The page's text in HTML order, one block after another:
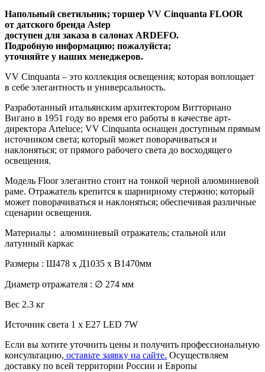
Напольный светильник; торшер VV Cinquanta FLOOR
от датского бренда Astep
доступен для заказа в салонах ARDEFO.
Подробную информацию; пожалуйста;
уточняйте у наших менеджеров.
VV Cinquanta – это коллекция освещения; которая воплощает
в себе элегантность и универсальность.
Разработанный итальянским архитектором Витториано
Вигано в 1951 году во время его работы в качестве арт-
директора Arteluce; VV Cinquanta оснащен доступным прямым
источником света; который может поворачиваться и
наклоняться; от прямого рабочего света до восходящего
освещения.
Модель Floor элегантно стоит на тонкой черной алюминиевой
раме. Отражатель крепится к шарнирному стержню; который
может поворачиваться и наклоняться; обеспечивая различные
сценарии освещения.
Материалы : алюминиевый отражатель; стальной или
латунный каркас
Размеры : Ш478 х Д1035 х В1470мм
Диаметр отражателя : ∅ 274 мм
Вес 2.3 кг
Источник света 1 х E27 LED 7W
Если вы хотите уточнить цены и получить профессиональную
консультацию, оставьте заявку на сайте. Осуществляем
доставку по всей территории России и Европы